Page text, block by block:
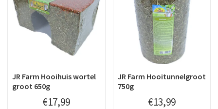
JR Farm Hooihuis wortel
groot 650g
€17,99
JR Farm Hooitunnelgroot
750g
€13,99